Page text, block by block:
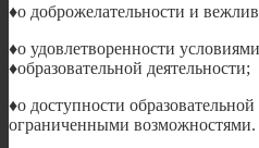
♦️o доброжелательности и
♦️o удовлетворенности
♦️образовательной деятельности;
♦️o доступности
ограниченными возможностями.